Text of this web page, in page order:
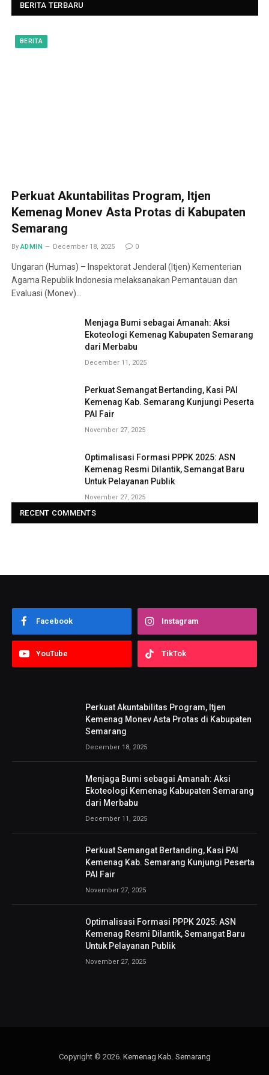
BERITA TERBARU
BERITA
Perkuat Akuntabilitas Program, Itjen
Kemenag Monev Asta Protas di Kabupaten
Semarang
By ADMIN December 18, 2025 0
Ungaran (Humas) – Inspektorat Jenderal (Itjen) Kementerian
Agama Republik Indonesia melaksanakan Pemantauan dan
Evaluasi (Monev)…
Menjaga Bumi sebagai Amanah: Aksi
Ekoteologi Kemenag Kabupaten Semarang
dari Merbabu
December 11, 2025
Perkuat Semangat Bertanding, Kasi PAI
Kemenag Kab. Semarang Kunjungi Peserta
PAI Fair
November 27, 2025
Optimalisasi Formasi PPPK 2025: ASN
Kemenag Resmi Dilantik, Semangat Baru
Untuk Pelayanan Publik
November 27, 2025
RECENT COMMENTS
Facebook Instagram
YouTube TikTok
Perkuat Akuntabilitas Program, Itjen
Kemenag Monev Asta Protas di Kabupaten
Semarang
December 18, 2025
Menjaga Bumi sebagai Amanah: Aksi
Ekoteologi Kemenag Kabupaten Semarang
dari Merbabu
December 11, 2025
Perkuat Semangat Bertanding, Kasi PAI
Kemenag Kab. Semarang Kunjungi Peserta
PAI Fair
November 27, 2025
Optimalisasi Formasi PPPK 2025: ASN
Kemenag Resmi Dilantik, Semangat Baru
Untuk Pelayanan Publik
November 27, 2025
Copyright © 2026. Kemenag Kab. Semarang